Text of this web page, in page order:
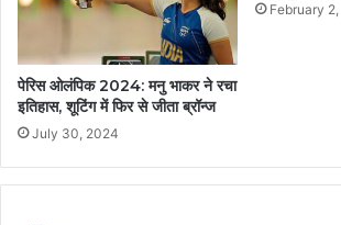
पेरिस ओलंपिक 2024: मनु भाकर ने रचा
इतिहास, शूटिंग में फिर से जीता ब्रॉन्ज
July 30, 2024
February